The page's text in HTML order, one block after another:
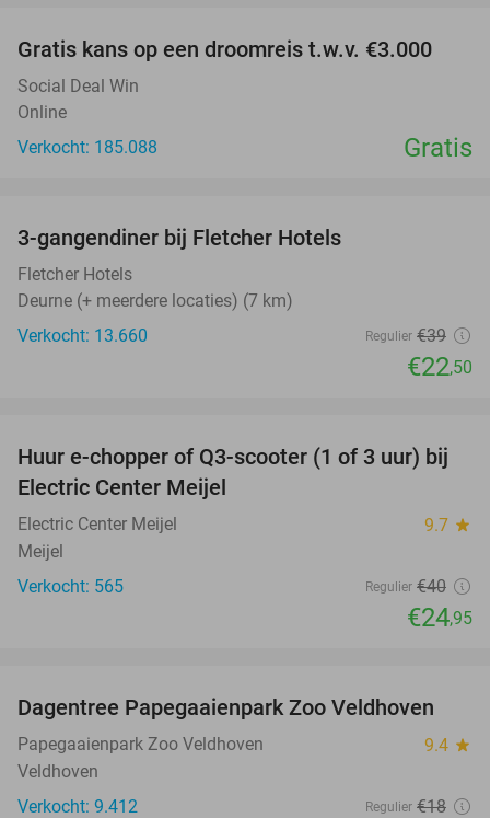
Gratis kans op een droomreis t.w.v. €3.000
Social Deal Win
Online
Verkocht: 185.088
Gratis
3-gangendiner bij Fletcher Hotels
Fletcher Hotels
Deurne (+ meerdere locaties) (7 km)
Verkocht: 13.660
Regulier €39
€22,50
38%
Huur e-chopper of Q3-scooter (1 of 3 uur) bij
Electric Center Meijel
Electric Center Meijel 9.7 star
Meijel
Verkocht: 565
Regulier €40
€24,95
26%
Dagentree Papegaaienpark Zoo Veldhoven
Papegaaienpark Zoo Veldhoven 9.4 star
Veldhoven
Verkocht: 9.412
Regulier €18